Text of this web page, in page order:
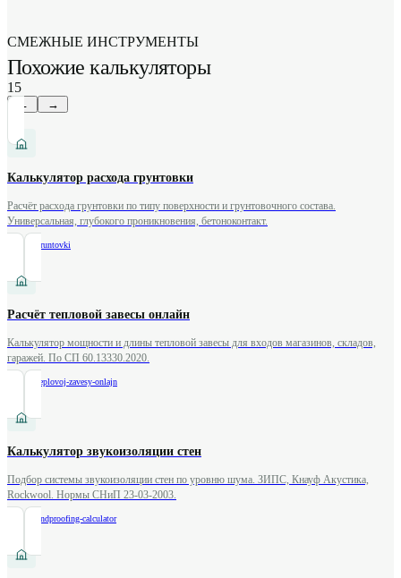
СМЕЖНЫЕ ИНСТРУМЕНТЫ
Похожие калькуляторы
15
← →
Калькулятор расхода грунтовки
Расчёт расхода грунтовки по типу поверхности и грунтовочного состава.
Универсальная, глубокого проникновения, бетоноконтакт.
rashod-gruntovki
Расчёт тепловой завесы онлайн
Калькулятор мощности и длины тепловой завесы для входов магазинов, складов,
гаражей. По СП 60.13330.2020.
raschet-teplovoj-zavesy-onlajn
Калькулятор звукоизоляции стен
Подбор системы звукоизоляции стен по уровню шума. ЗИПС, Кнауф Акустика,
Rockwool. Нормы СНиП 23-03-2003.
wall-soundproofing-calculator